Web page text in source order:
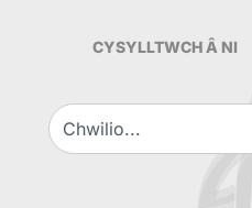
CYSYLLTWCH Â NI